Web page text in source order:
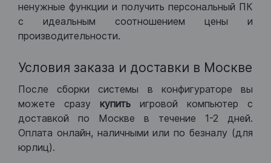
ненужные функции и получить персональный ПК
с идеальным соотношением цены и
производительности.
Условия заказа и доставки в Москве
После сборки системы в конфигураторе вы
можете сразу купить игровой компьютер с
доставкой по Москве в течение 1-2 дней.
Оплата онлайн, наличными или по безналу (для
юрлиц).